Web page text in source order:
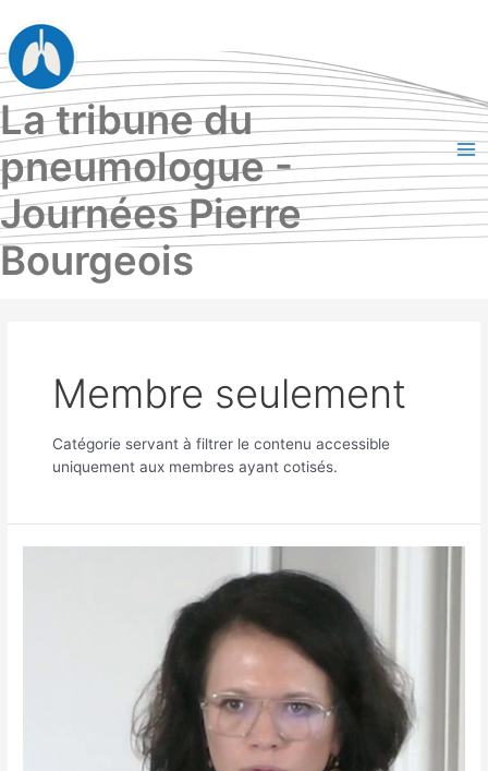
au
contenu
La tribune du
pneumologue -
Journées Pierre
Bourgeois
Membre seulement
Catégorie servant à filtrer le contenu accessible
uniquement aux membres ayant cotisés.